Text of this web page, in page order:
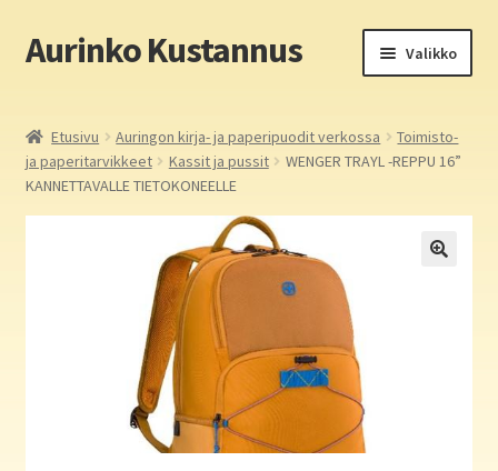
Siirry
navigointiin
Siirry
sisältöön
Aurinko Kustannus Valikko
Yritys
Aurinko Kustannus: kirjat
Auringon kirja- ja paperipuodit verkossa
Etusivu Auringon kirja- ja paperipuodit verkossa
Toimisto-
ja paperitarvikkeet
Kassit ja pussit
WENGER TRAYL -REPPU 16”
KANNETTAVALLE TIETOKONEELLE